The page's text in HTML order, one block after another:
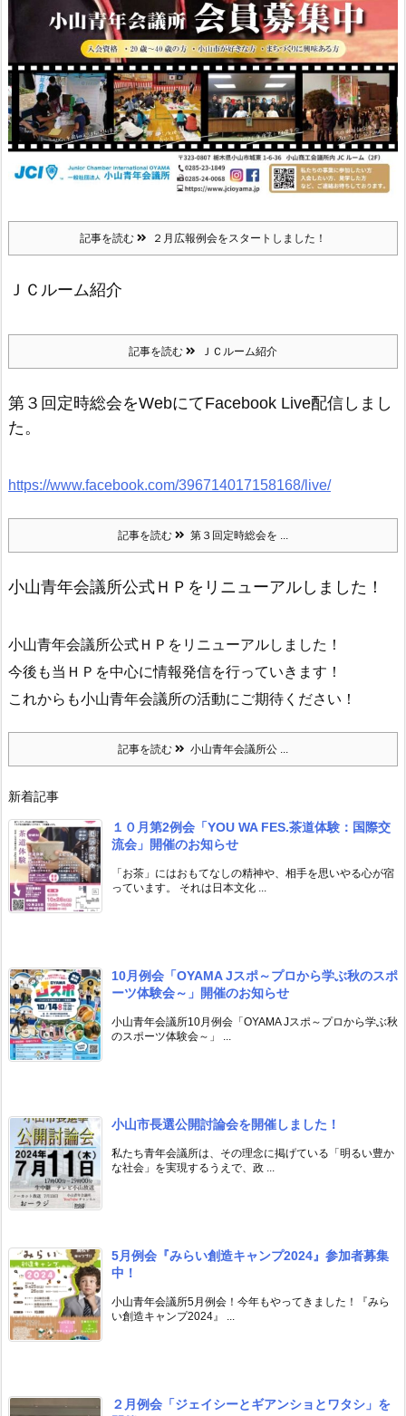
記事を読む ２月広報例会をスタートしました！
ＪＣルーム紹介
記事を読む ＪＣルーム紹介
第３回定時総会をWebにてFacebook Live配信しまし
た。
https://www.facebook.com/396714017158168/live/
記事を読む 第３回定時総会を ...
小山青年会議所公式ＨＰをリニューアルしました！
小山青年会議所公式ＨＰをリニューアルしました！
今後も当ＨＰを中心に情報発信を行っていきます！
これからも小山青年会議所の活動にご期待ください！
記事を読む 小山青年会議所公 ...
新着記事
１０月第2例会「YOU WA FES.茶道体験：国際交
流会」開催のお知らせ
「お茶」にはおもてなしの精神や、相手を思いやる心が宿
っています。 それは日本文化 ...
10月例会「OYAMA Jスポ～プロから学ぶ秋のスポ
ーツ体験会～」開催のお知らせ
小山青年会議所10月例会「OYAMA Jスポ～プロから学ぶ秋
のスポーツ体験会～」 ...
小山市長選公開討論会を開催しました！
私たち青年会議所は、その理念に掲げている「明るい豊か
な社会」を実現するうえで、政 ...
5月例会『みらい創造キャンプ2024』参加者募集
中！
小山青年会議所5月例会！今年もやってきました！『みら
い創造キャンプ2024』 ...
２月例会「ジェイシーとギアンショとワタシ」を